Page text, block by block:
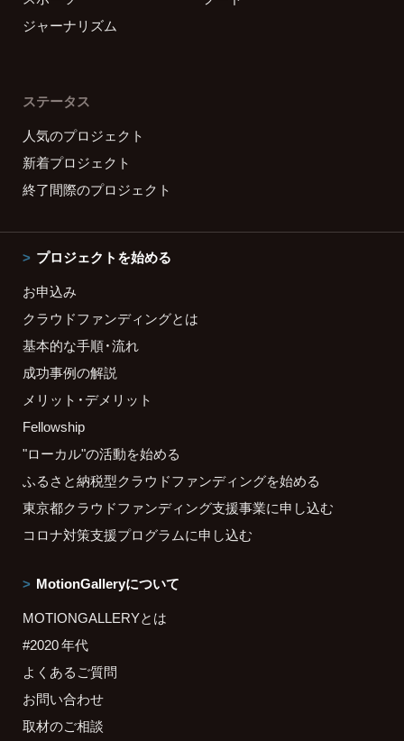
ジャーナリズム
ステータス
人気のプロジェクト
新着プロジェクト
終了間際のプロジェクト
プロジェクトを始める
お申込み
クラウドファンディングとは
基本的な手順・流れ
成功事例の解説
メリット・デメリット
Fellowship
"ローカル"の活動を始める
ふるさと納税型クラウドファンディングを始める
東京都クラウドファンディング支援事業に申し込む
コロナ対策支援プログラムに申し込む
MotionGalleryについて
MOTIONGALLERYとは
#2020 年代
よくあるご質問
お問い合わせ
取材のご相談